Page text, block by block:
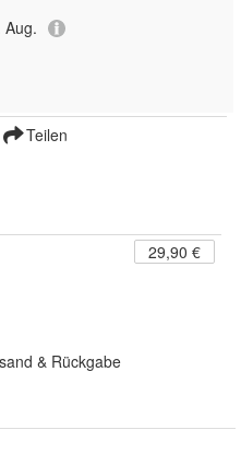
Aug.
Teilen
29,90 €
& Rückgabe